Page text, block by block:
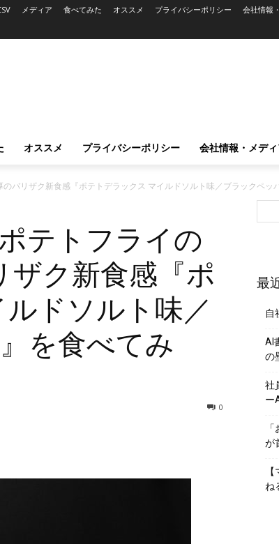
メディア 食べてみた オススメ プライバシーポリシー 会社情報
オススメ プライバシーポリシー 会社情報・メデ
バリザク新食感『ポテトデラックス マイルドソルト味／ブラックペッ
テトフライの
ザク新食感『ポ
ドソルト味／
を食べてみ
0
最
自
AI
の
社
ー
が
ね